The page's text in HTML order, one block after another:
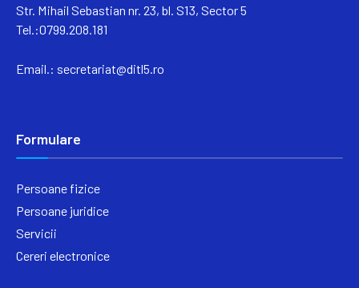
Str. Mihail Sebastian nr. 23, bl. S13, Sector 5
Tel.:0799.208.181
Email.: secretariat@ditl5.ro
Formulare
Persoane fizice
Persoane juridice
Servicii
Cereri electronice